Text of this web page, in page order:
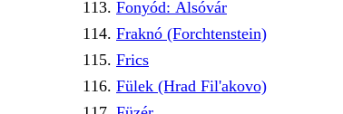
Fonyód: Alsóvár
Fraknó (Forchtenstein)
Frics
Fülek (Hrad Fil'akovo)